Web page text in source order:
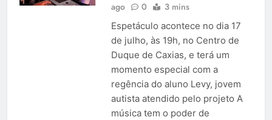
ago
0 3 mins
Espetáculo acontece no dia 17
de julho, às 19h, no Centro de
Duque de Caxias, e terá um
momento especial com a
regência do aluno Levy, jovem
autista atendido pelo projeto A
música tem o poder de